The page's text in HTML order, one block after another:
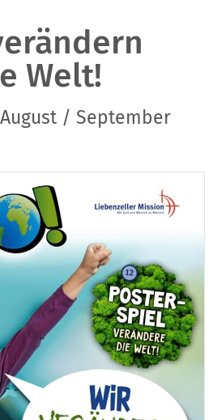
Welt!
August / September